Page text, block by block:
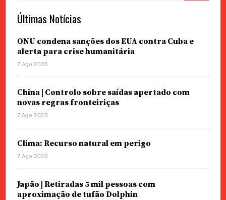
Últimas Notícias
ONU condena sanções dos EUA contra Cuba e
alerta para crise humanitária
7 Ago 2026
China | Controlo sobre saídas apertado com
novas regras fronteiriças
7 Ago 2026
Clima: Recurso natural em perigo
7 Ago 2026
Japão | Retiradas 5 mil pessoas com
aproximação de tufão Dolphin